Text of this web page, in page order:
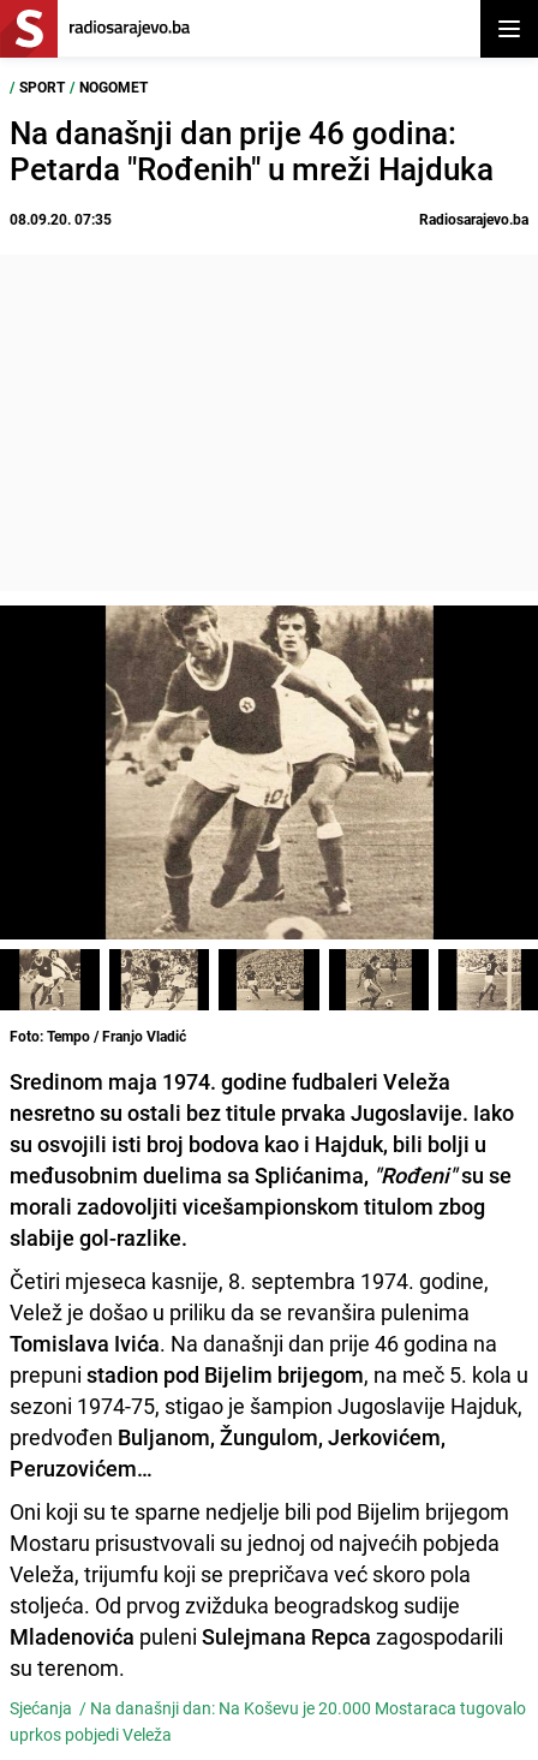
/ SPORT / NOGOMET
Na današnji dan prije 46 godina:
Petarda "Rođenih" u mreži Hajduka
08.09.20. 07:35 Radiosarajevo.ba
Foto: Tempo / Franjo Vladić
Sredinom maja 1974. godine fudbaleri Veleža
nesretno su ostali bez titule prvaka Jugoslavije. Iako
su osvojili isti broj bodova kao i Hajduk, bili bolji u
međusobnim duelima sa Splićanima, "Rođeni"su se
morali zadovoljiti vicešampionskom titulom zbog
slabije gol-razlike.
Četiri mjeseca kasnije, 8. septembra 1974. godine,
Velež je došao u priliku da se revanšira pulenima
Tomislava Ivića. Na današnji dan prije 46 godina na
prepuni stadion pod Bijelim brijegom, na meč 5. kola u
sezoni 1974-75, stigao je šampion Jugoslavije Hajduk,
predvođen Buljanom, Žungulom, Jerkovićem,
Peruzovićem…
Oni koji su te sparne nedjelje bili pod Bijelim brijegom
Mostaru prisustvovali su jednoj od najvećih pobjeda
Veleža, trijumfu koji se prepričava već skoro pola
stoljeća. Od prvog zvižduka beogradskog sudije
Mladenovića puleni Sulejmana Repca zagospodarili
su terenom.
Sjećanja / Na današnji dan: Na Koševu je 20.000 Mostaraca tugovalo
uprkos pobjedi Veleža